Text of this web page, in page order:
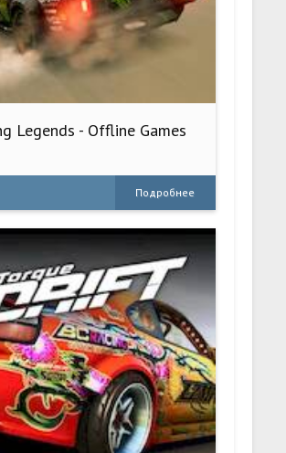
Legends - Offline Games
Подробнее